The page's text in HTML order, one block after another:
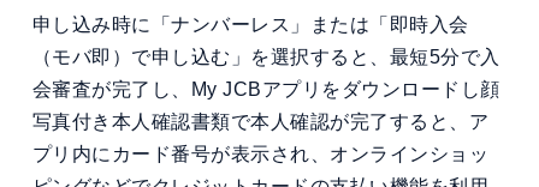
申し込み時に「ナンバーレス」または「即時入会
（モバ即）で申し込む」を選択すると、最短5分で入
会審査が完了し、My JCBアプリをダウンロードし顔
写真付き本人確認書類で本人確認が完了すると、ア
プリ内にカード番号が表示され、オンラインショッ